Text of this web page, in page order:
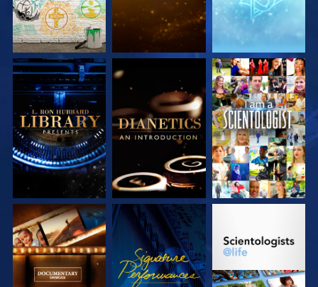
SERIE
ENTDECKEN
ENTDECKEN
ANSEHEN
SERIE
ENTDECKEN
ANSEHEN
SERIE